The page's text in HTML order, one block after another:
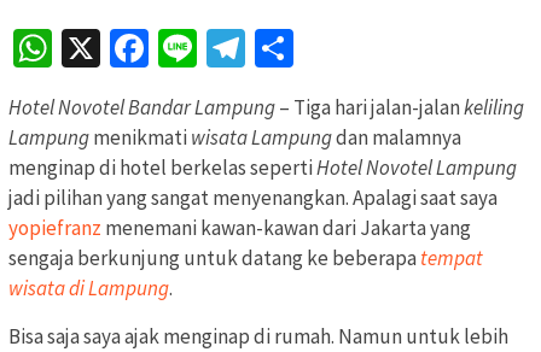
WhatsApp
X Facebook
LineTelegram
Hotel Novotel Bandar Lampung– Tiga hari jalan-jalankeliling
Lampungmenikmatiwisata Lampungdan malamnya
menginap di hotel berkelas sepertiHotel Novotel Lampung
jadi pilihan yang sangat menyenangkan. Apalagi saat saya
yopiefranz menemani kawan-kawan dari Jakarta yang
sengaja berkunjung untuk datang ke beberapatempat
wisata di Lampung.
Bisa saja saya ajak menginap di rumah. Namun untuk lebih